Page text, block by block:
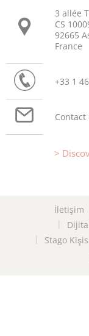
3 allée
CS
92665
France
+33 1
Contact
İletişim
Stago